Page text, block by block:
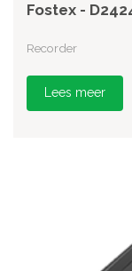
Fostex -
Recorder
Lees meer